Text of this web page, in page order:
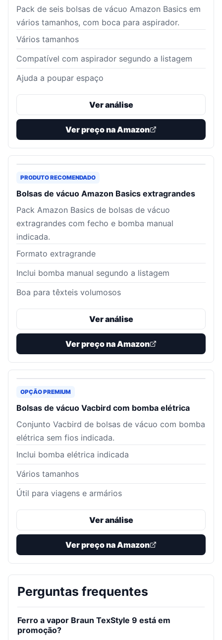
Pack de seis bolsas de vácuo Amazon Basics em
vários tamanhos, com boca para aspirador.
Vários tamanhos
Compatível com aspirador segundo a listagem
Ajuda a poupar espaço
Ver análise
Ver preço na Amazon
PRODUTO RECOMENDADO
Bolsas de vácuo Amazon Basics extragrandes
Pack Amazon Basics de bolsas de vácuo
extragrandes com fecho e bomba manual
indicada.
Formato extragrande
Inclui bomba manual segundo a listagem
Boa para têxteis volumosos
Ver análise
Ver preço na Amazon
OPÇÃO PREMIUM
Bolsas de vácuo Vacbird com bomba elétrica
Conjunto Vacbird de bolsas de vácuo com bomba
elétrica sem fios indicada.
Inclui bomba elétrica indicada
Vários tamanhos
Útil para viagens e armários
Ver análise
Ver preço na Amazon
Perguntas frequentes
Ferro a vapor Braun TexStyle 9 está em
promoção?